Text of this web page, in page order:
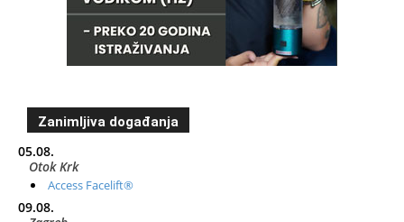
Zanimljiva događanja
05.08.
Otok Krk
Access Facelift®
09.08.